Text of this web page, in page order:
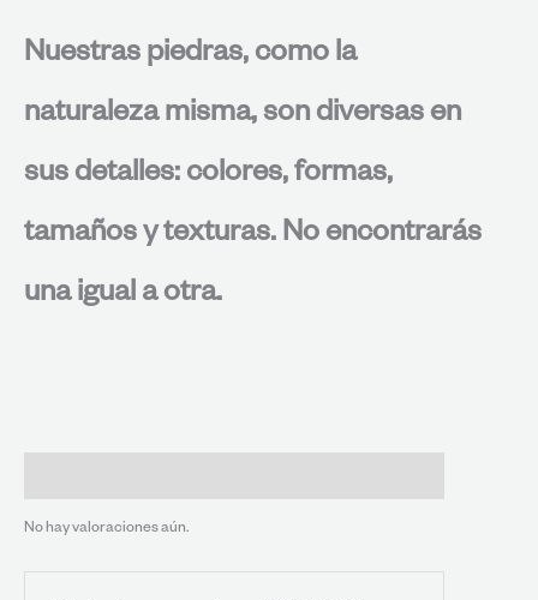
Nuestras piedras, como la
naturaleza misma, son diversas en
sus detalles: colores, formas,
tamaños y texturas. No encontrarás
una igual a otra.
No hay valoraciones aún.